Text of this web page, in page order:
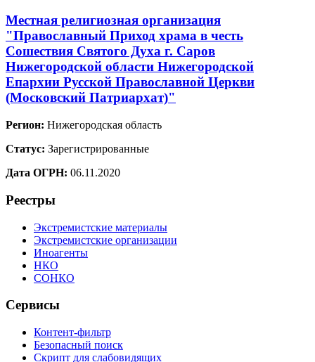
Местная религиозная организация
"Православный Приход храма в честь
Сошествия Святого Духа г. Саров
Нижегородской области Нижегородской
Епархии Русской Православной Церкви
(Московский Патриархат)"
Регион: Нижегородская область
Статус: Зарегистрированные
Дата ОГРН: 06.11.2020
Реестры
Экстремистские материалы
Экстремистские организации
Иноагенты
НКО
СОНКО
Сервисы
Контент-фильтр
Безопасный поиск
Скрипт для слабовидящих